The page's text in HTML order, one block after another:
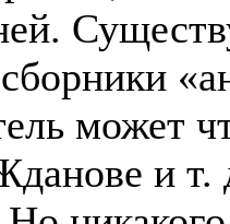
может
и т.